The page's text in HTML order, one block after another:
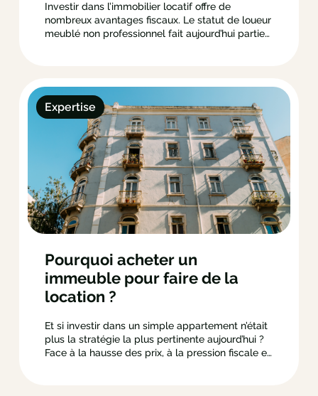
Investir dans l’immobilier locatif offre de
nombreux avantages fiscaux. Le statut de loueur
meublé non professionnel fait aujourd’hui partie
des biens et une déduction des certaines
charges locatives. Opter pour le…
Expertise
Pourquoi acheter un
immeuble pour faire de la
location ?
Et si investir dans un simple appartement n’était
plus la stratégie la plus pertinente aujourd’hui ?
Face à la hausse des prix, à la pression fiscale et